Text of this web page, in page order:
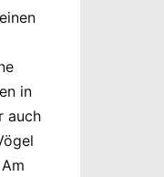
in
auch